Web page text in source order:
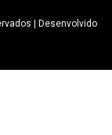
| Desenvolvido